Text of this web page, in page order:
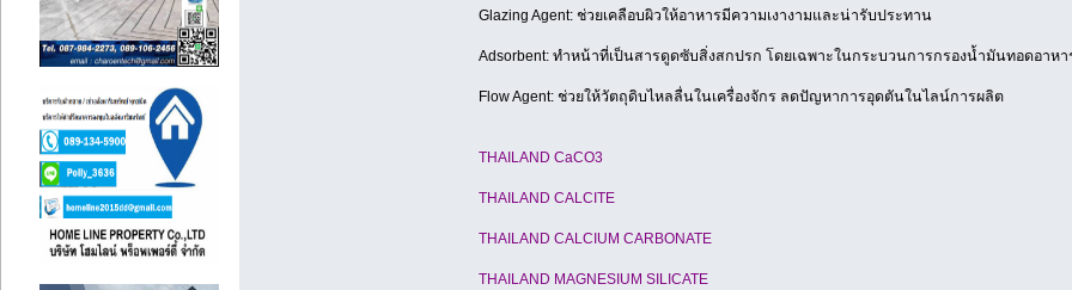
Glazing Agent: ช่วยเคลือบผิวให้อาหารมีความเงางามและน่ารับประทาน
Adsorbent: ทำหน้าที่เป็นสารดูดซับสิ่งสกปรก โดยเฉพาะในกระบวนการกรองน้ำมันทอดอาหา
Flow Agent: ช่วยให้วัตถุดิบไหลลื่นในเครื่องจักร ลดปัญหาการอุดตันในไลน์การผลิต
THAILAND CaCO3
THAILAND CALCITE
THAILAND CALCIUM CARBONATE
THAILAND MAGNESIUM SILICATE